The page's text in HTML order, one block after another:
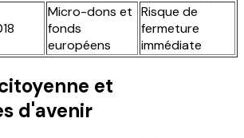
Micro-dons et
fonds
européens
Risque de
fermeture
immédiate
et
d'avenir